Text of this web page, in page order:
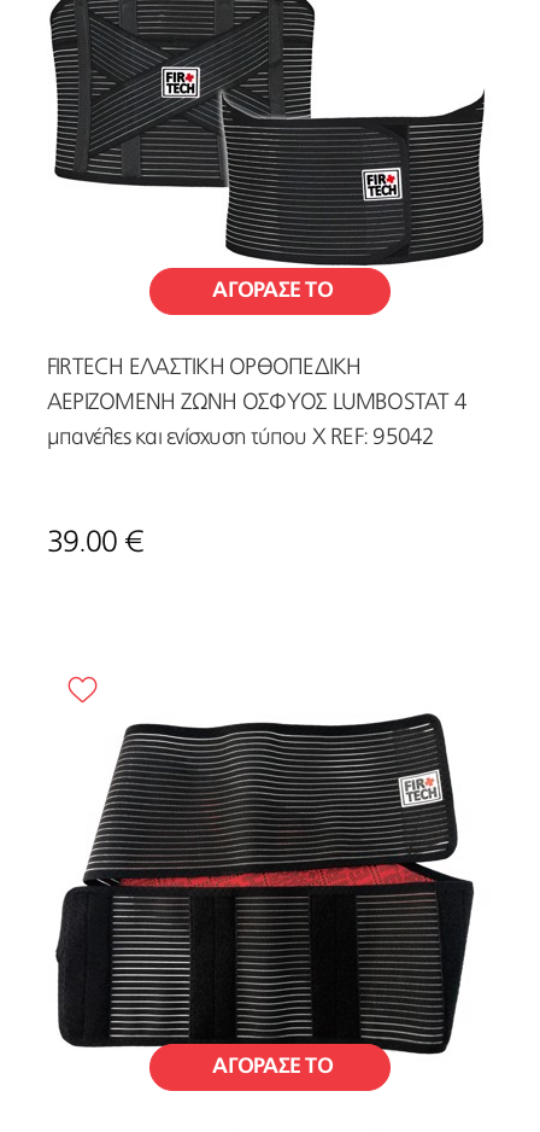
ΑΓΟΡΑΣΕ ΤΟ
FIRTECH ΕΛΑΣΤΙΚΗ ΟΡΘΟΠΕΔΙΚΗ
ΑΕΡΙΖΟΜΕΝΗ ΖΩΝΗ ΟΣΦΥΟΣ LUMBOSTAT 4
μπανέλες και ενίσχυση τύπου Χ REF: 95042
39.00 €
ΑΓΟΡΑΣΕ ΤΟ